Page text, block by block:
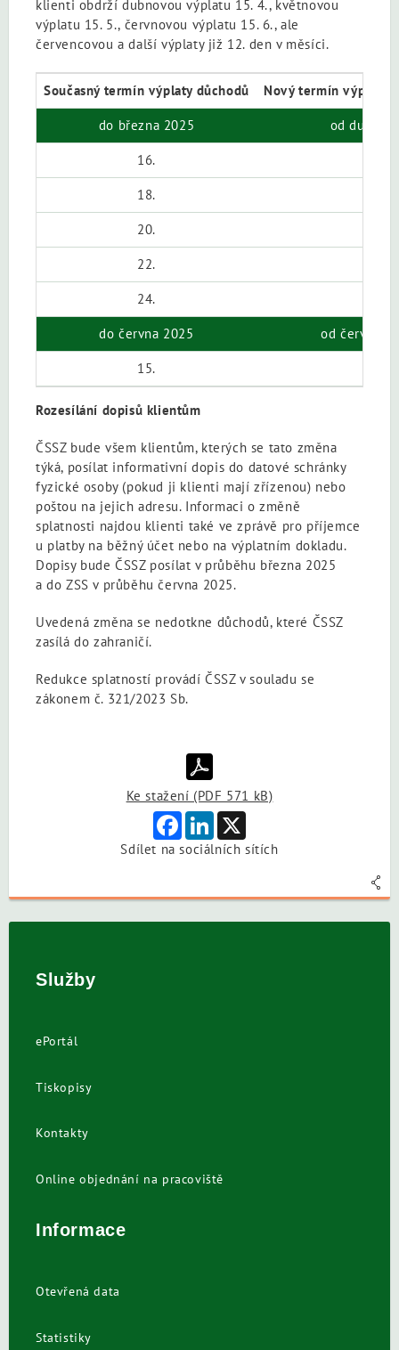
klienti obdrží dubnovou výplatu 15. 4., květnovou
výplatu 15. 5., červnovou výplatu 15. 6., ale
červencovou a další výplaty již 12. den v měsíci.
Současný termín výplaty důchodů Nový termín výplaty
do března 2025 od dubna
16.
18.
20.
22.
24.
do června 2025 od
15.
Rozesílání dopisů klientům
ČSSZ bude všem klientům, kterých se tato změna
týká, posílat informativní dopis do datové schránky
fyzické osoby (pokud ji klienti mají zřízenou) nebo
poštou na jejich adresu. Informaci o změně
splatnosti najdou klienti také ve zprávě pro příjemce
u platby na běžný účet nebo na výplatním dokladu.
Dopisy bude ČSSZ posílat v průběhu března 2025
a do ZSS v průběhu června 2025.
Uvedená změna se nedotkne důchodů, které ČSSZ
zasílá do zahraničí.
Redukce splatností provádí ČSSZ v souladu se
zákonem č. 321/2023 Sb.
Ke stažení (PDF 571 kB)
FacebookLinkedIn
Sdílet na sociálních sítích
Služby
ePortál
Tiskopisy
Kontakty
Online objednání na pracoviště
Informace
Otevřená data
Statistiky